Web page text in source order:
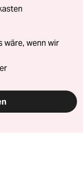
wäre, wenn wir